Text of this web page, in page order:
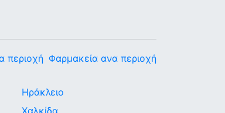
Φαρμακεία ανα περιοχή
περιοχή
Ηράκλειο
Χαλκίδα